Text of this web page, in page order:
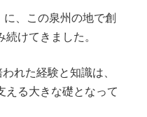
、この泉州の地で創
けてきました。
れた経験と知識は、
える大きな礎となって